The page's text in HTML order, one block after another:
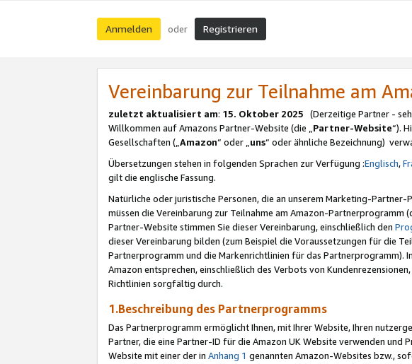
Anmelden oder Registrieren
Vereinbarung zur Teilnahme am
zuletzt aktualisiert am: 15. Oktober 2025 (Derzeitige Partner -
Willkommen auf Amazons Partner-Website (die „Partner-Website“).
Gesellschaften („Amazon“ oder „uns“ oder ähnliche Bezeichnung)
Übersetzungen stehen in folgenden Sprachen zur Verfügung :Englisch,
gilt die englische Fassung.
Natürliche oder juristische Personen, die an unserem Marketing-Partner-
müssen die Vereinbarung zur Teilnahme am Amazon-Partnerprogramm
Partner-Website stimmen Sie dieser Vereinbarung, einschließlich den
dieser Vereinbarung bilden (zum Beispiel die Voraussetzungen für die
Partnerprogramm und die Markenrichtlinien für das Partnerprogramm).
Amazon entsprechen, einschließlich des Verbots von
Richtlinien sorgfältig durch.
1.Beschreibung des Partnerprogramms
Das Partnerprogramm ermöglicht Ihnen, mit Ihrer Website, Ihren
Partner, die eine Partner-ID für die Amazon UK Website verwenden und
Website mit einer der in Anhang 1 genannten Amazon-Websites bzw.,